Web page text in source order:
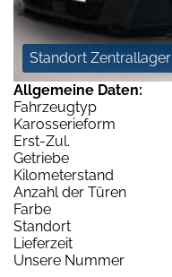
Standort Zentrallager
Allgemeine Daten:
Fahrzeugtyp
Karosserieform
Erst-Zul.
Getriebe
Kilometerstand
Anzahl der Türen
Farbe
Standort
Lieferzeit
Unsere Nummer